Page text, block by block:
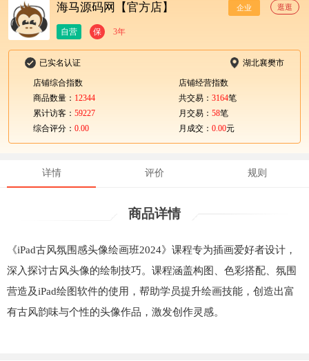
海马源码网【官方店】 企业 逛逛
自营 保 3年
已实名认证 湖北襄樊市
店铺综合指数
商品数量： 12344
累计访客： 59227
综合评分： 0.00
店铺经营指数
共交易： 3164笔
月交易： 58笔
月成交： 0.00元
详情 评价 规则
商品详情
《iPad古风氛围感头像绘画班2024》课程专为插画爱好者设计，
深入探讨古风头像的绘制技巧。课程涵盖构图、色彩搭配、氛围
营造及iPad绘图软件的使用，帮助学员提升绘画技能，创造出富
有古风韵味与个性的头像作品，激发创作灵感。